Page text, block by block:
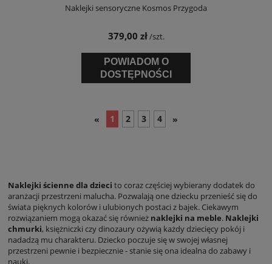
Naklejki sensoryczne Kosmos Przygoda
379,00 zł/szt.
POWIADOM O
DOSTĘPNOŚCI
« 1 2 3 4 »
Naklejki ścienne dla dzieci to coraz częściej wybierany dodatek do
aranżacji przestrzeni malucha. Pozwalają one dziecku przenieść się do
świata pięknych kolorów i ulubionych postaci z bajek. Ciekawym
rozwiązaniem mogą okazać się również naklejki na meble. Naklejki
chmurki, księżniczki czy dinozaury ożywią każdy dziecięcy pokój i
nadadzą mu charakteru. Dziecko poczuje się w swojej własnej
przestrzeni pewnie i bezpiecznie - stanie się ona idealna do zabawy i
nauki.